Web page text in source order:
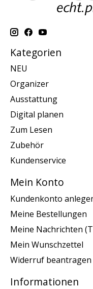
Kategorien
NEU
Organizer
Ausstattung
Digital planen
Zum Lesen
Zubehör
Kundenservice
Mein Konto
Kundenkonto
Meine Bestellungen
Meine Nachrichten
Mein Wunschzettel
Widerruf beantragen
Informationen